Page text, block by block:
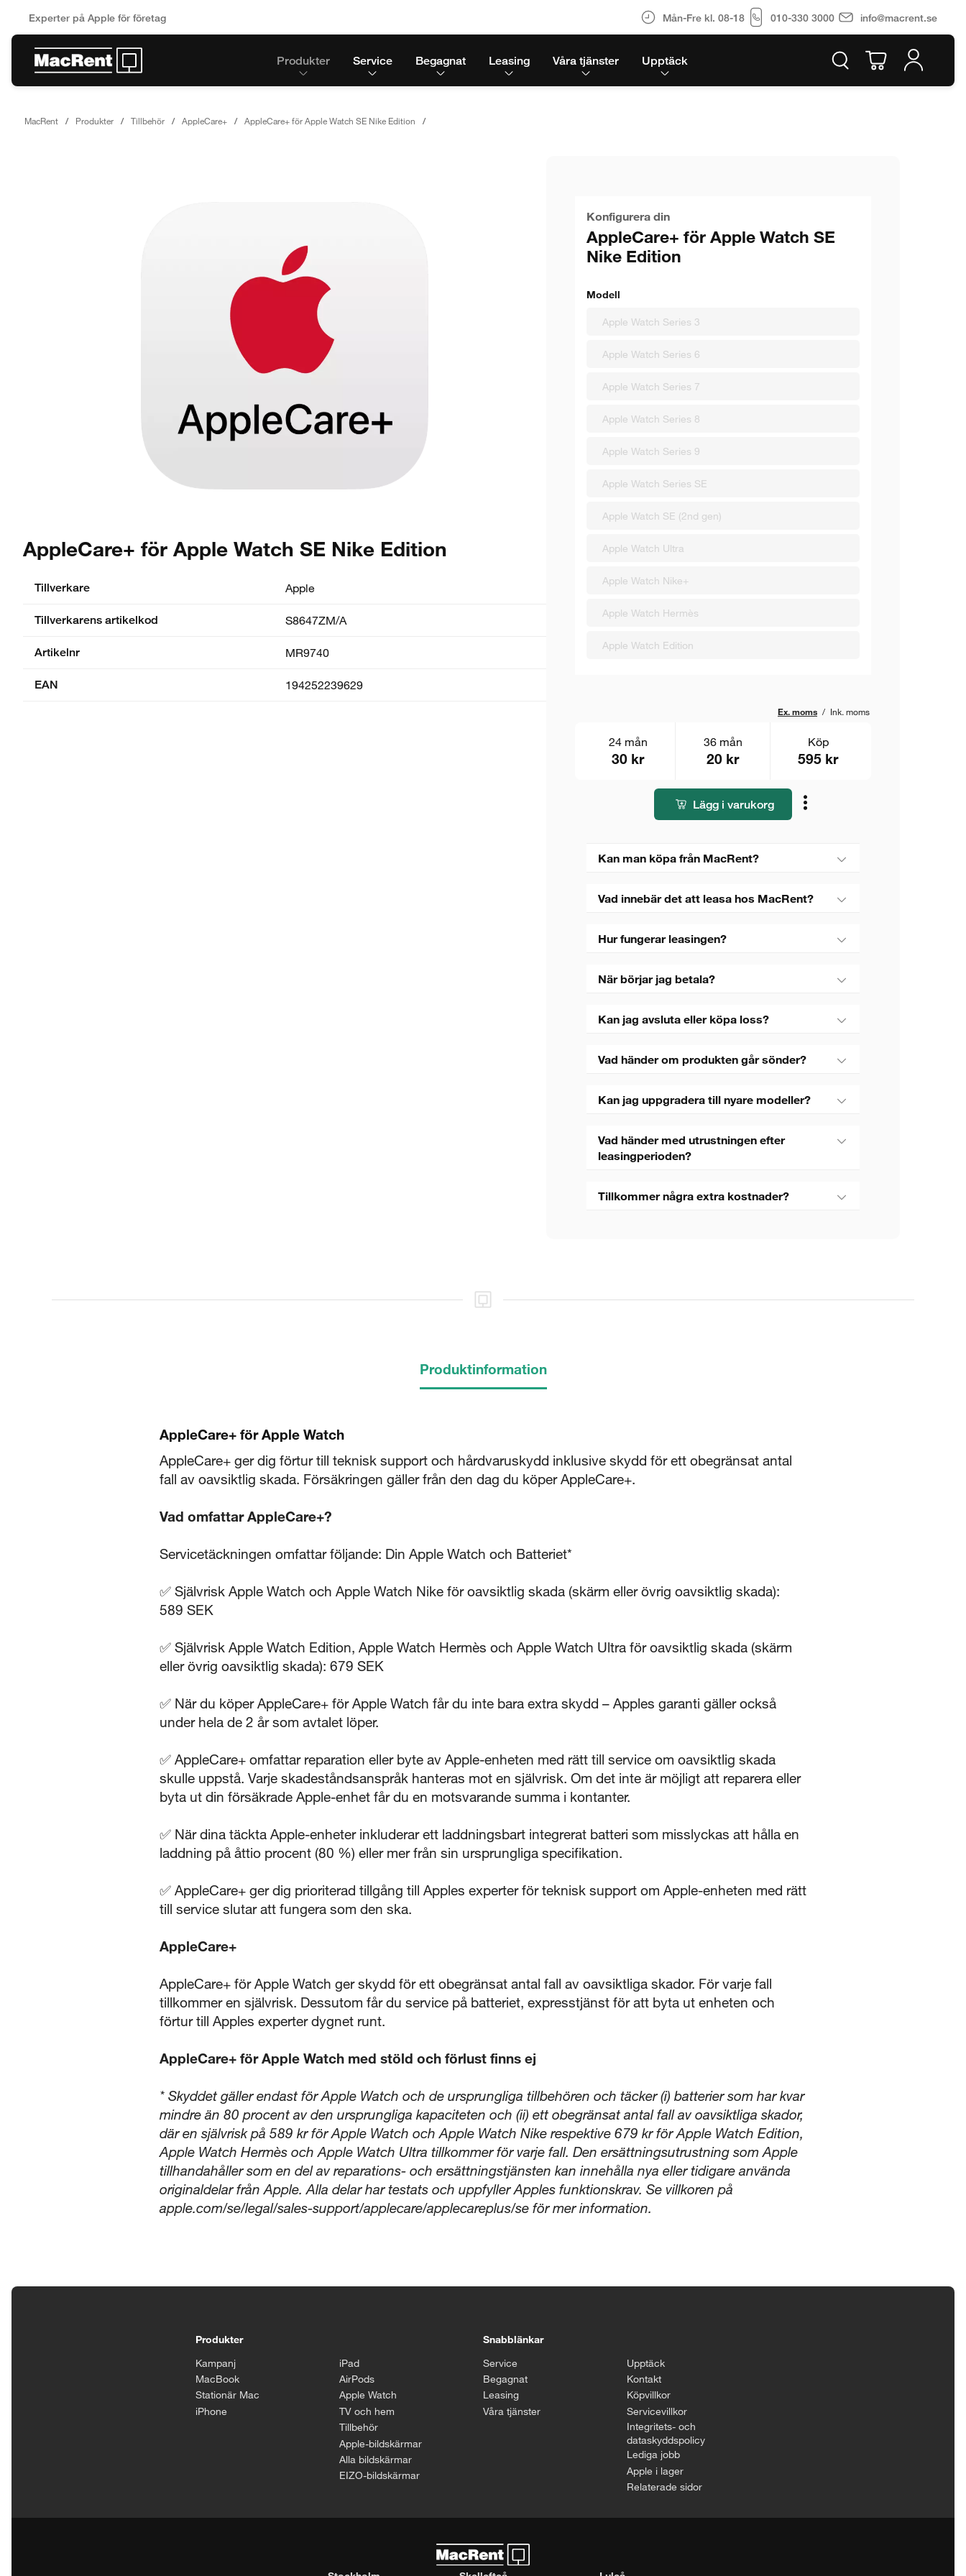
Experter på Apple för företag Mån-Fre kl. 08-18 010-330 3000 info@macrent.se
Produkter Service Begagnat Leasing Våra tjänster Upptäck
MacRent Produkter Tillbehör AppleCare+ AppleCare+ för Apple Watch SE Nike Edition
AppleCare+ för Apple Watch SE Nike Edition
Tillverkare Apple
Tillverkarens artikelkod S8647ZM/A
Artikelnr MR9740
EAN 194252239629
Konfigurera din
AppleCare+ för Apple Watch SE
Nike Edition
Modell
Apple Watch Series 3
Apple Watch Series 6
Apple Watch Series 7
Apple Watch Series 8
Apple Watch Series 9
Apple Watch Series SE
Apple Watch SE (2nd gen)
Apple Watch Ultra
Apple Watch Nike+
Apple Watch Hermès
Apple Watch Edition
Ex. moms / Ink. moms
24 mån
30 kr
36 mån
20 kr
Köp
595 kr
Lägg i varukorg
Kan man köpa från MacRent?
Vad innebär det att leasa hos MacRent?
Hur fungerar leasingen?
När börjar jag betala?
Kan jag avsluta eller köpa loss?
Vad händer om produkten går sönder?
Kan jag uppgradera till nyare modeller?
Vad händer med utrustningen efter
leasingperioden?
Tillkommer några extra kostnader?
Produktinformation
AppleCare+ för Apple Watch
AppleCare+ ger dig förtur till teknisk support och hårdvaruskydd inklusive skydd för ett obegränsat antal
fall av oavsiktlig skada. Försäkringen gäller från den dag du köper AppleCare+.
Vad omfattar AppleCare+?
Servicetäckningen omfattar följande: Din Apple Watch och Batteriet*
✅ Självrisk Apple Watch och Apple Watch Nike för oavsiktlig skada (skärm eller övrig oavsiktlig skada):
589 SEK
✅ Självrisk Apple Watch Edition, Apple Watch Hermès och Apple Watch Ultra för oavsiktlig skada (skärm
eller övrig oavsiktlig skada): 679 SEK
✅ När du köper AppleCare+ för Apple Watch får du inte bara extra skydd – Apples garanti gäller också
under hela de 2 år som avtalet löper.
✅ AppleCare+ omfattar reparation eller byte av Apple-enheten med rätt till service om oavsiktlig skada
skulle uppstå. Varje skadeståndsanspråk hanteras mot en självrisk. Om det inte är möjligt att reparera eller
byta ut din försäkrade Apple-enhet får du en motsvarande summa i kontanter.
✅ När dina täckta Apple-enheter inkluderar ett laddningsbart integrerat batteri som misslyckas att hålla en
laddning på åttio procent (80 %) eller mer från sin ursprungliga specifikation.
✅ AppleCare+ ger dig prioriterad tillgång till Apples experter för teknisk support om Apple-enheten med rätt
till service slutar att fungera som den ska.
AppleCare+
AppleCare+ för Apple Watch ger skydd för ett obegränsat antal fall av oavsiktliga skador. För varje fall
tillkommer en självrisk. Dessutom får du service på batteriet, expresstjänst för att byta ut enheten och
förtur till Apples experter dygnet runt.
AppleCare+ för Apple Watch med stöld och förlust finns ej
* Skyddet gäller endast för Apple Watch och de ursprungliga tillbehören och täcker (i) batterier som har kvar
mindre än 80 procent av den ursprungliga kapaciteten och (ii) ett obegränsat antal fall av oavsiktliga skador,
där en självrisk på 589 kr för Apple Watch och Apple Watch Nike respektive 679 kr för Apple Watch Edition,
Apple Watch Hermès och Apple Watch Ultra tillkommer för varje fall. Den ersättningsutrustning som Apple
tillhandahåller som en del av reparations- och ersättningstjänsten kan innehålla nya eller tidigare använda
originaldelar från Apple. Alla delar har testats och uppfyller Apples funktionskrav. Se villkoren på
apple.com/se/legal/sales-support/applecare/applecareplus/se för mer information.
Produkter
Kampanj
MacBook
Stationär Mac
iPhone
iPad
AirPods
Apple Watch
TV och hem
Tillbehör
Apple-bildskärmar
Alla bildskärmar
EIZO-bildskärmar
Snabblänkar
Service
Begagnat
Leasing
Våra tjänster
Upptäck
Kontakt
Köpvillkor
Servicevillkor
Integritets- och
dataskyddspolicy
Lediga jobb
Apple i lager
Relaterade sidor
5 sekunder